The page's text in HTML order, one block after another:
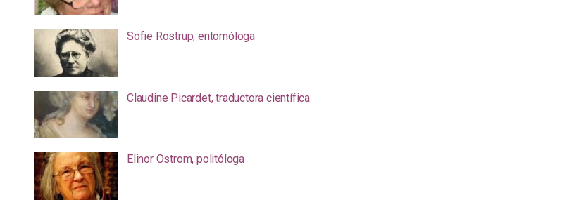
Sofie Rostrup, entomóloga
Claudine Picardet, traductora científica
Elinor Ostrom, politóloga